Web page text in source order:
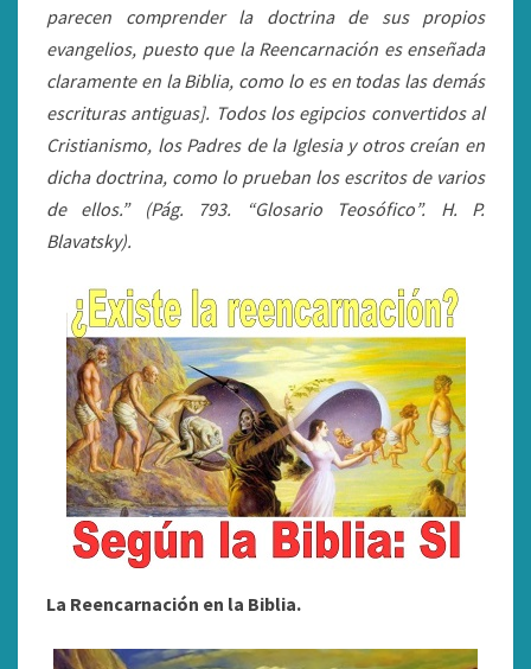
parecen comprender la doctrina de sus propios
evangelios, puesto que la Reencarnación es enseñada
claramente en la Biblia, como lo es en todas las demás
escrituras antiguas]. Todos los egipcios convertidos al
Cristianismo, los Padres de la Iglesia y otros creían en
dicha doctrina, como lo prueban los escritos de varios
de ellos.” (Pág. 793. “Glosario Teosófico”. H. P.
Blavatsky).
La Reencarnación en la Biblia.